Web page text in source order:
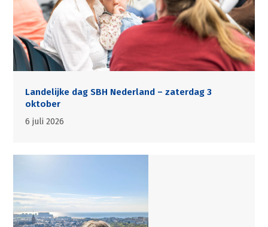
Landelijke dag SBH Nederland – zaterdag 3
oktober
6 juli 2026